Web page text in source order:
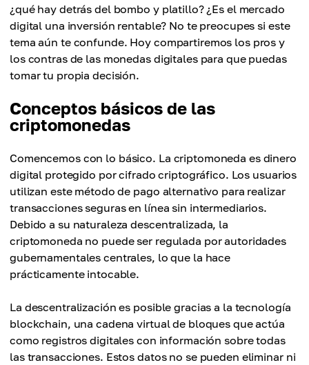
¿qué hay detrás del bombo y platillo? ¿Es el mercado
digital una inversión rentable? No te preocupes si este
tema aún te confunde. Hoy compartiremos los pros y
los contras de las monedas digitales para que puedas
tomar tu propia decisión.
Conceptos básicos de las
criptomonedas
Comencemos con lo básico. La criptomoneda es dinero
digital protegido por cifrado criptográfico. Los usuarios
utilizan este método de pago alternativo para realizar
transacciones seguras en línea sin intermediarios.
Debido a su naturaleza descentralizada, la
criptomoneda no puede ser regulada por autoridades
gubernamentales centrales, lo que la hace
prácticamente intocable.
La descentralización es posible gracias a la tecnología
blockchain, una cadena virtual de bloques que actúa
como registros digitales con información sobre todas
las transacciones. Estos datos no se pueden eliminar ni